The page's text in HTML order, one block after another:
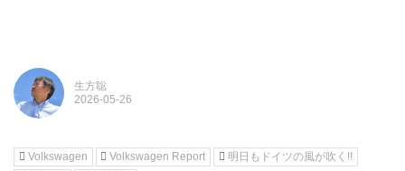
生方聡
Volkswagen Volkswagen Report
明日もドイツの風が吹く!!